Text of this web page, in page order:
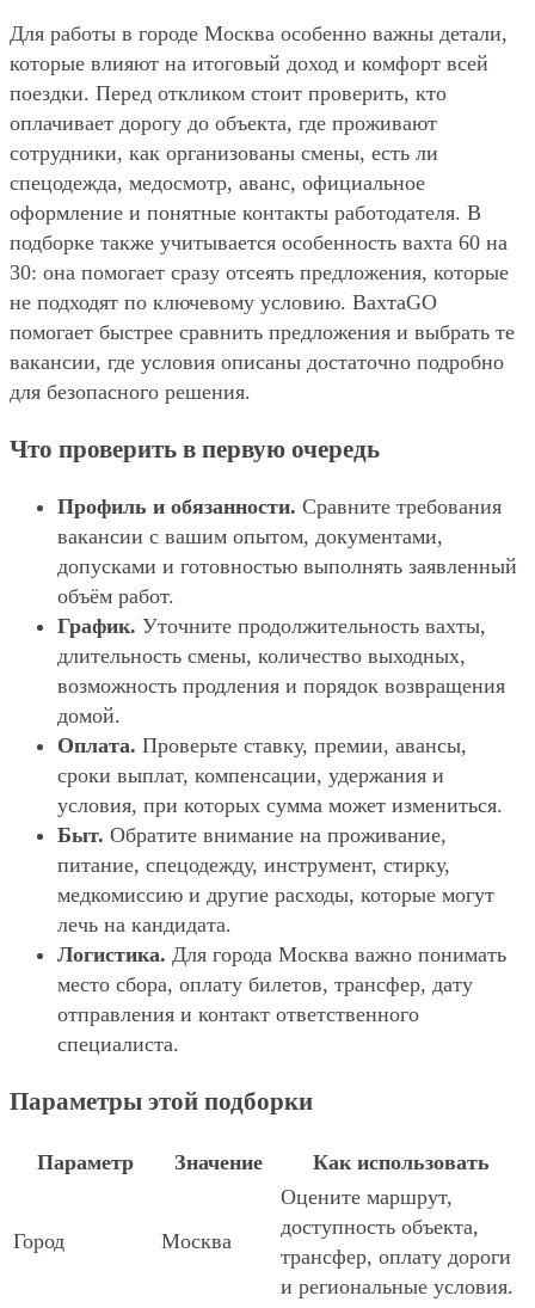
Для работы в городе Москва особенно важны детали,
которые влияют на итоговый доход и комфорт всей
поездки. Перед откликом стоит проверить, кто
оплачивает дорогу до объекта, где проживают
сотрудники, как организованы смены, есть ли
спецодежда, медосмотр, аванс, официальное
оформление и понятные контакты работодателя. В
подборке также учитывается особенность вахта 60 на
30: она помогает сразу отсеять предложения, которые
не подходят по ключевому условию. ВахтаGO
помогает быстрее сравнить предложения и выбрать те
вакансии, где условия описаны достаточно подробно
для безопасного решения.
Что проверить в первую очередь
Профиль и обязанности. Сравните требования
вакансии с вашим опытом, документами,
допусками и готовностью выполнять заявленный
объём работ.
График. Уточните продолжительность вахты,
длительность смены, количество выходных,
возможность продления и порядок возвращения
домой.
Оплата. Проверьте ставку, премии, авансы,
сроки выплат, компенсации, удержания и
условия, при которых сумма может измениться.
Быт. Обратите внимание на проживание,
питание, спецодежду, инструмент, стирку,
медкомиссию и другие расходы, которые могут
лечь на кандидата.
Логистика. Для города Москва важно понимать
место сбора, оплату билетов, трансфер, дату
отправления и контакт ответственного
специалиста.
Параметры этой подборки
Параметр Значение Как использовать
Город Москва
Оцените маршрут,
доступность объекта,
трансфер, оплату дороги
и региональные условия.